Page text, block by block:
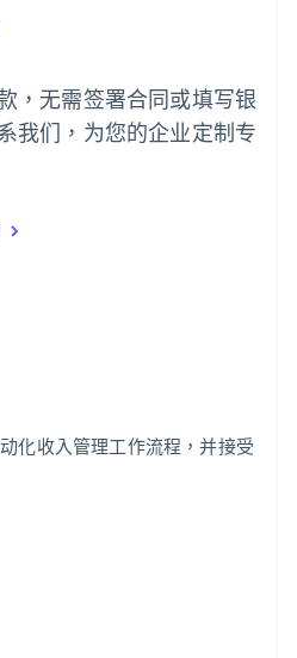
，无需签署合同或填写银
我们，为您的企业定制专
化收入管理工作流程，并接受